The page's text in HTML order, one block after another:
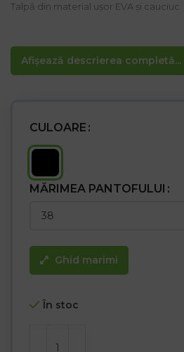
Afișează descrierea completă...
Talpă din material ușor EVA și cauciuc
Caracteristici:
– Talpă anti-alunecare, rezistentă la ulei
CULOARE
MĂRIMEA PANTOFULUI
Ghid marimi
În stoc